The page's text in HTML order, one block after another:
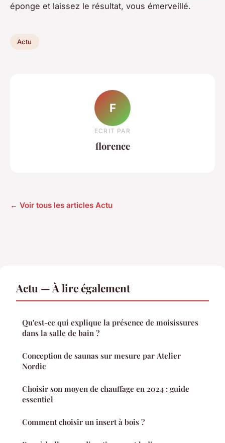
éponge et laissez le résultat, vous émerveillé.
Actu
F
ECRIT PAR
florence
← Voir tous les articles Actu
Actu — À lire également
Qu'est-ce qui explique la présence de moisissures
dans la salle de bain ?
Conception de saunas sur mesure par Atelier
Nordic
Choisir son moyen de chauffage en 2024 : guide
essentiel
Comment choisir un insert à bois ?